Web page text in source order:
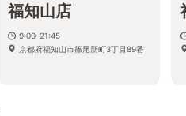
福知山店
9:00-21:45
京都府福知山市篠尾新町3丁目89番